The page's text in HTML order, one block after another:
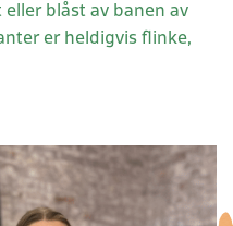
blåst av banen av
er heldigvis flinke,